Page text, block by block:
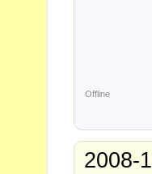
Offline
2008-